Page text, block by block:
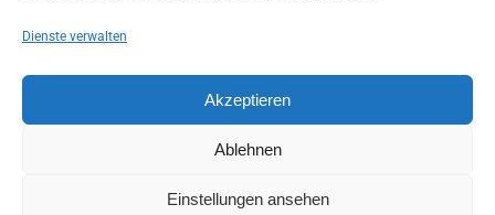
Dienste verwalten
Akzeptieren
Ablehnen
Einstellungen ansehen
Datenschutzerklärung
Allgemeine Geschäftsbedingungen